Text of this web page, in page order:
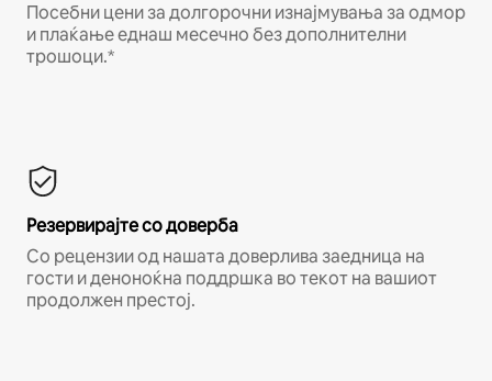
Посебни цени за долгорочни изнајмувања за одмор
и плаќање еднаш месечно без дополнителни
трошоци.*
Резервирајте со доверба
Со рецензии од нашата доверлива заедница на
гости и деноноќна поддршка во текот на вашиот
продолжен престој.